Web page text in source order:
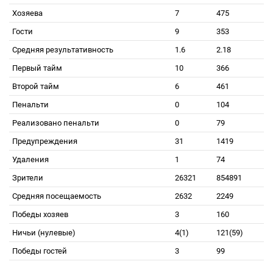
Хозяева
7
475
Гости
9
353
Средняя результативность
1.6
2.18
Первый тайм
10
366
Второй тайм
6
461
Пенальти
0
104
Реализовано пенальти
0
79
Предупреждения
31
1419
Удаления
1
74
Зрители
26321
854891
Средняя посещаемость
2632
2249
Победы хозяев
3
160
Ничьи (нулевые)
4(1)
121(59)
Победы гостей
3 99